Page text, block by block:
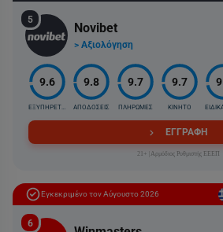
5
Novibet
> Αξιολόγηση
9.6
ΕΞΥΠΗΡΕΤΗΣΗ
9.8
ΑΠΟΔΟΣΕΙΣ
9.7
ΠΛΗΡΩΜΕΣ
9.7
ΚΙΝΗΤΟ
ΕΓΓΡΑΦΗ
21+ |Αρμόδιος Ρυθμιστής ΕΕΕΠ
Εγκεκριμένο τον Αύγουστο 2026
6